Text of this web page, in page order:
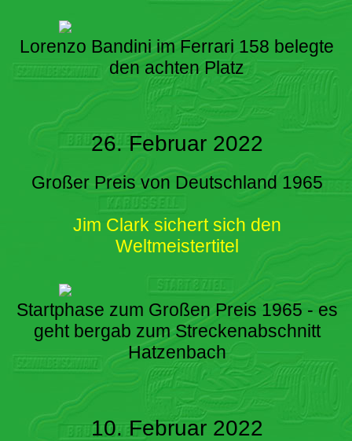
Lorenzo Bandini im Ferrari 158 belegte
den achten Platz
26. Februar 2022
Großer Preis von Deutschland 1965
Jim Clark sichert sich den
Weltmeistertitel
Startphase zum Großen Preis 1965 - es
geht bergab zum Streckenabschnitt
Hatzenbach
10. Februar 2022